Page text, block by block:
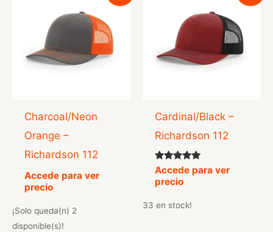
Charcoal/Neon
Orange –
Richardson 112
Accede para ver
precio
¡Solo queda(n) 2
disponible(s)!
Cardinal/Black –
Richardson 112
Valorado
con
5.00
Accede para ver
precio
33 en stock!